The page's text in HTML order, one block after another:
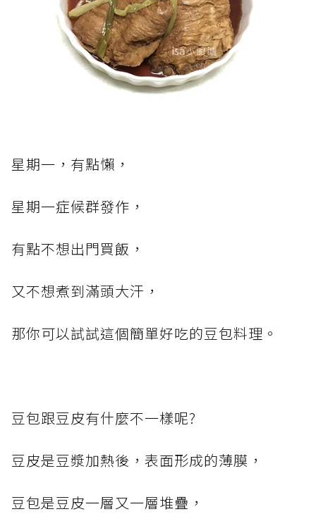
星期一，有點懶，
星期一症候群發作，
有點不想出門買飯，
又不想煮到滿頭大汗，
那你可以試試這個簡單好吃的豆包料理。
豆包跟豆皮有什麼不一樣呢?
豆皮是豆漿加熱後，表面形成的薄膜，
豆包是豆皮一層又一層堆疊，